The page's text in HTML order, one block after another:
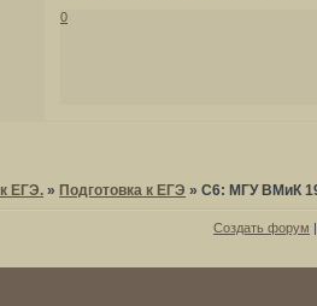
0
ЕГЭ. » Подготовка к ЕГЭ »С6: МГУ ВМиК
Создать форум